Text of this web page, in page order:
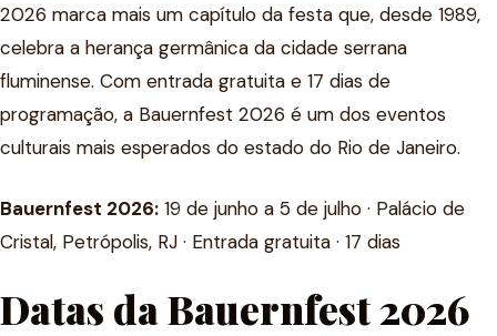
2026 marca mais um capítulo da festa que, desde 1989,
celebra a herança germânica da cidade serrana
fluminense. Com entrada gratuita e 17 dias de
programação, a Bauernfest 2026 é um dos eventos
culturais mais esperados do estado do Rio de Janeiro.
Bauernfest 2026: 19 de junho a 5 de julho · Palácio de
Cristal, Petrópolis, RJ · Entrada gratuita · 17 dias
Datas da Bauernfest 2026